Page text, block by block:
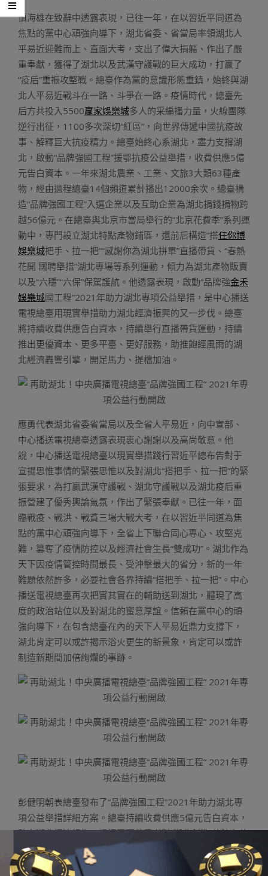
慎海雄在致辭中透露表現，已往一年，在以習近平同道為
焦點的黨中心頑強向導下，湖北省委、省當局率領湖北人
平易近迎難而上、直面大考，支出了偉大捐軀、作出了嚴
重奉獻，獲得了湖北以及武漢守護戰的巨大成功，打贏了
“疫后”重振攻堅戰。總臺作為黨的意識形態重鎮，始終與湖
北人平易近戰斗在一路、斗爭在一路。疫情時代，總臺先
后方共投入5500贏家娛樂城多人的采編播力量，火線團隊
逆行出征，1100多次深切“紅區”，向世界傳遞中國抗疫故
事、解釋巨大抗疫精力。總臺始終心系湖北，盡力支撐湖
北，啟動“品牌強國工程”援鄂抗疫公益舉措，收費供應5億
元告白資本。一年來湖北農業、工業、文旅3大類63種產
物，經由過程總臺14個頻道累計播出12000余次。總臺構
造“品牌強國工程”入選企業以及互助企業為湖北捐錢捐物跨
越56億元。在總臺與北京市當局舉行的“北京花費季”系列運
動中，專門設立湖北特點產物鋪區，還前后構造“搭任你博
娛樂城把手、拉一把”“感謝你為湖北拼單”直播帶貨、“春熱
花開 國聘舉措”湖北專場等系列運動，傾力為湖北產物販賣
以及“六穩”“六保”保駕護航。他透露表現，啟動“品牌強金禾
娛樂城國工程”2021年助力湖北專項公益舉措，是中心播送
電視總臺用現實舉措助力湖北經濟振興的又一步伐。總臺
將持續收費供應告白資本，持續舉行直播帶貨運動，持續
推出更優資本、更多平臺、更好服務，助推飽經風雨的湖
北經濟轟響引擎，開足馬力、提檔加油。
應勇代表湖北省委省當局以及全省人平易近，向中宣部、
中心播送電視總臺透露表現衷心謝謝以及高尚敬意。他
說，中心播送電視總臺以現實舉措踐行習近平總布告對于
宣揚思惟事情的緊張思惟以及對湖北“搭把手、拉一把”的緊
張要求，為打贏武漢守護戰、湖北守護戰以及湖北疫后重
振營建了優秀輿論氣氛，作出了緊張奉獻。已往一年，面
臨戰疫、戰洪、戰貧三場大戰大考，在以習近平同道為焦
點的黨中心頑強向導下，全省上下聯合同心專心、攻堅克
難，篡奪了疫情防控以及經濟社會生長“雙成功”。湖北作為
天下因疫情管控時間最長、受沖擊最大的省分，新的一年
難題依然許多，必要社會各界持續“搭把手、拉一把”。中心
播送電視總臺再次把實其實在的輔助送到湖北，體現了高
度的政治站位以及對湖北的蜜意厚誼。信賴在黨中心的頑
強向導下，在包含總臺在內的天下人平易近鼎力支撐下，
湖北肯定可以或許揭示浴火更生的新景象，肯定可以或許
制造新期間加倍絢爛的事跡。
彭健明朝表總臺發布了“品牌強國工程”2021年助力湖北專
項公益舉措詳細方案。總臺持續收費供應5億元告白資本，
助力湖北經濟規復，提振天下花費者對“湖北創造”的決心信
念，并為“湖北創造”舉行5場直播帶貨運動，進一步推介湖
北特點產物、拉動販賣。總臺將精心遴選告白資本，將各